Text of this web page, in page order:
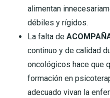
alimentan
débiles y rígidos.
La falta de
continuo y de calidad
oncológicos hace que
formación en
adecuado vivan la